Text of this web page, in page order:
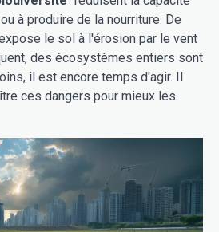
à produire de la nourriture. De
le sol à l'érosion par le vent
des écosystèmes entiers sont
il est encore temps d'agir. Il
ces dangers pour mieux les